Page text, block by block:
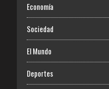
Economía
Sociedad
El Mundo
Deportes